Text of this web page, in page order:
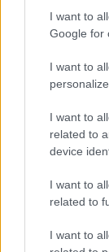
I want to
Google for
I want to
I want to
related to
device
I want to
related to
I want to
Όμως, ένα
μετέθεσε
στις
την
τον τρόπο
όπου η
μέσα σε μία
λειτουργία
πως το